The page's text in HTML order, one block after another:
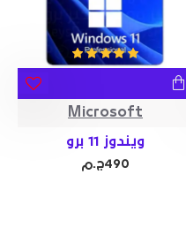
Microsoft
ويندوز 11 برو
490ج.م